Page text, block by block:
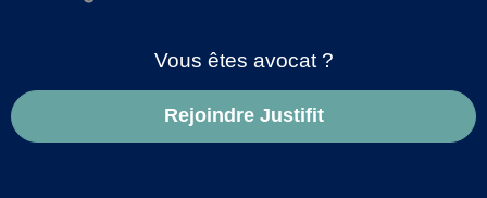
Vous êtes avocat ?
Rejoindre Justifit